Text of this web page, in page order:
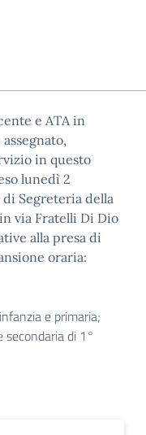
e ATA in
in questo
lunedì 2
Segreteria della
via Fratelli Di Dio
alla presa di
oraria:
e primaria;
di 1°